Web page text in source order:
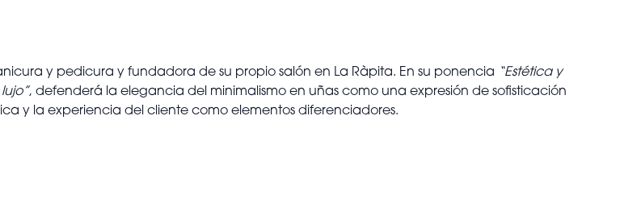
y pedicura y fundadora de su propio salón en La Ràpita. En su ponencia
“Estética y
, defenderá la elegancia del minimalismo en uñas como una expresión de sofisticación
y la experiencia del cliente como elementos diferenciadores.